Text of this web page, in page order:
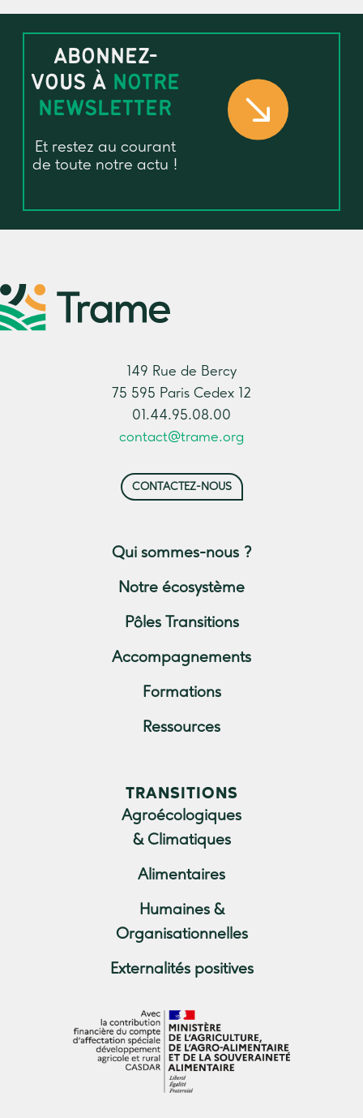
ABONNEZ-
VOUS À NOTRE
NEWSLETTER
Et restez au courant
de toute notre actu !
149 Rue de Bercy
75 595 Paris Cedex 12
01.44.95.08.00
contact@trame.org
CONTACTEZ-NOUS
Qui sommes-nous ?
Notre écosystème
Pôles Transitions
Accompagnements
Formations
Ressources
TRANSITIONS
Agroécologiques
& Climatiques
Alimentaires
Humaines &
Organisationnelles
Externalités positives